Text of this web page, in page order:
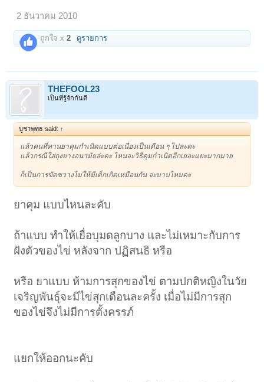
2 ธันวาคม 2010
ถูกใจ x2 ดูรายการ
THEFOOL23
เป็นที่รู้จักกันดี
บูชาพุทธ said: ↑
แล้วคนที่ทานยาคุมกำเนิดแบบต่อเนื่องเป็นเดือน ๆ ไปละคะ
แล้วกรณีใส่ถุงยางอนามัยล่ะคะ ไหนจะวิธีคุมกำเนิดอีกเยอะแยะมากมาย
ก็เป็นการขัดขวางไม่ให้มีเด็กเกิดเหมือนกัน จะบาปไหมคะ
ยาคุม แบบไหนละคับ
ถ้าแบบ ทำให้เยื่อบุมดลูกบาง และไม่เหมาะกับการ
ฝังตัวของไข่ หลังจาก ปฏิสนธิ หรือ
หรือ ยาแบบ ห้ามการสุกของไข่ ตามปกติหญิงในวัย
เจริญพันธุ์จะมีไข่สุกเดือนละครั้ง เมื่อไม่มีการสุก
ของไข่จึงไม่มีการตั้งครรภ์
แยกให้ออกนะคับ